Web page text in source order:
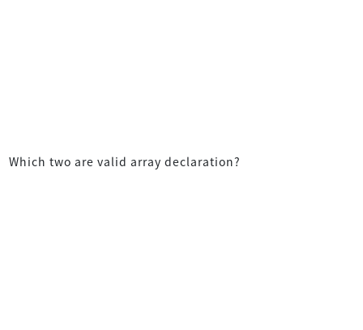
Which two are valid array declaration?